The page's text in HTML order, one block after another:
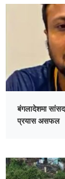
बंगलादेशमा
प्रयास असफल